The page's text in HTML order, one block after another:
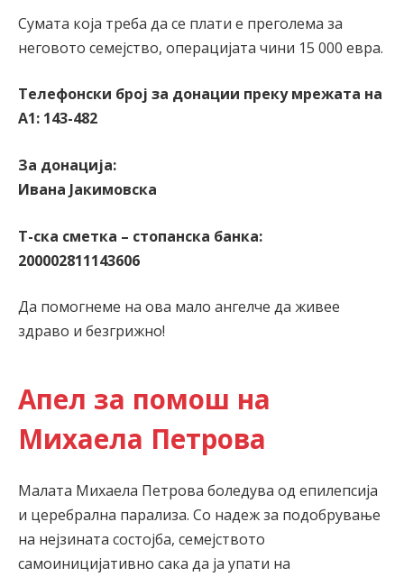
Сумата која треба да се плати е преголема за
неговото семејство, операцијата чини 15 000 евра.
Телефонски број за донации преку мрежата на
А1: 143-482
За донација:
Ивана Јакимовска
Т-ска сметка – стопанска банка:
200002811143606
Да помогнеме на ова мало ангелче да живее
здраво и безгрижно!
Апел за помош на
Михаела Петрова
Малата Михаела Петрова боледува од епилепсија
и церебрална парализа. Со надеж за подобрување
на нејзината состојба, семејството
самоиницијативно сака да ја упати на